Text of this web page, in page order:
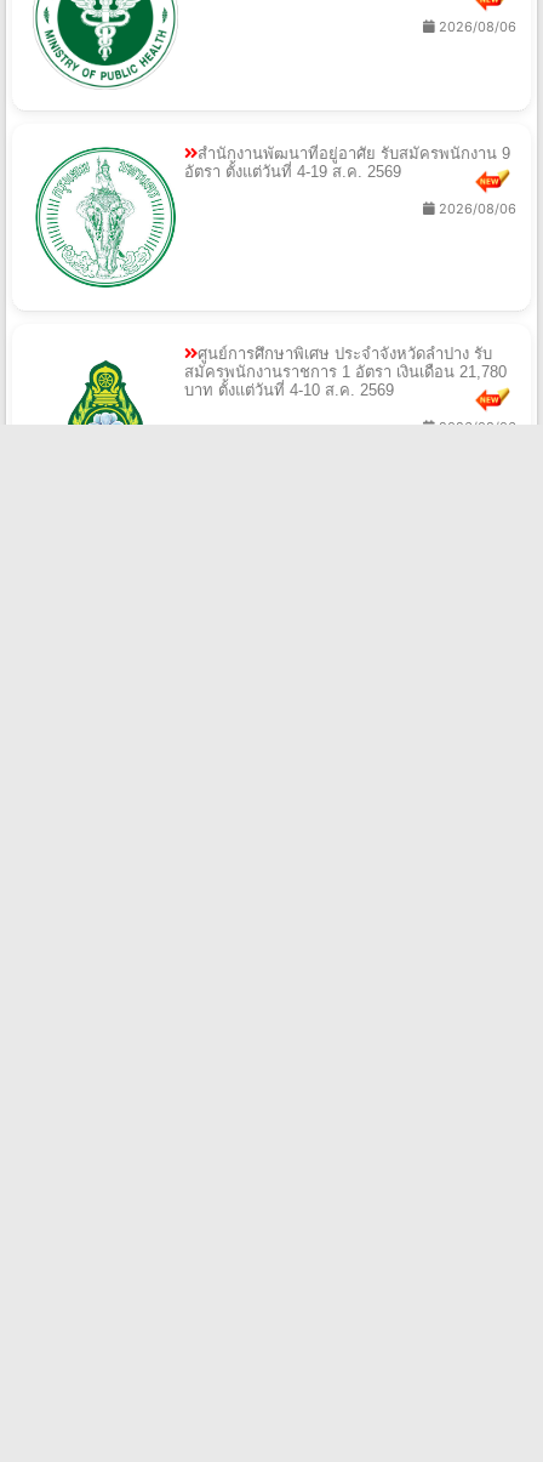
2026/08/06
สำนักงานพัฒนาที่อยู่อาศัย รับสมัครพนักงาน 9
อัตรา ตั้งแต่วันที่ 4-19 ส.ค. 2569
2026/08/06
ศูนย์การศึกษาพิเศษ ประจำจังหวัดลำปาง รับ
สมัครพนักงานราชการ 1 อัตรา เงินเดือน 21,780
บาท ตั้งแต่วันที่ 4-10 ส.ค. 2569
2026/08/06